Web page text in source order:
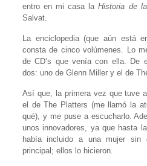
entro en mi casa laHistoria de
Salvat.
La enciclopedia (que aún está
consta de cinco volúmenes. Lo
de CD’s que venía con ella. De
dos: uno de Glenn Miller y el de
Así que, la primera vez que tuve
el de The Platters (me llamó la
qué), y me puse a escucharlo.
unos innovadores, ya que hasta
había incluido a una mujer sin
principal; ellos lo hicieron.